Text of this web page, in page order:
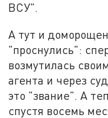
ВСУ".
А тут и
"проснулись":
возмутилась
агента и через
это "звание". А
спустя восемь